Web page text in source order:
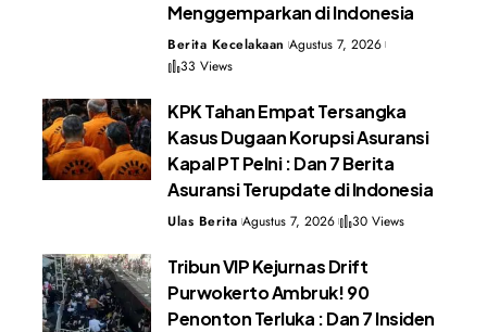
Menggemparkan di Indonesia
Berita Kecelakaan Agustus 7, 2026
33 Views
KPK Tahan Empat Tersangka
Kasus Dugaan Korupsi Asuransi
Kapal PT Pelni : Dan 7 Berita
Asuransi Terupdate di Indonesia
Ulas Berita Agustus 7, 2026 30 Views
Tribun VIP Kejurnas Drift
Purwokerto Ambruk! 90
Penonton Terluka : Dan 7 Insiden